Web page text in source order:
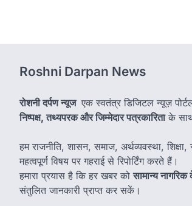
Roshni Darpan News
रोशनी दर्पण न्यूज एक स्वतंत्र डिजिटल न्यूज़
निष्पक्ष, तथ्यपरक और जिम्मेदार पत्रकारिताके साथ
हम राजनीति, शासन, समाज, अर्थव्यवस्था,
महत्वपूर्ण विषय पर गहराई से रिपोर्टिंग करते हैं।
हमारा प्रयास है कि हर खबर कोसामान्य
संतुलित जानकारी प्राप्त कर सकें।